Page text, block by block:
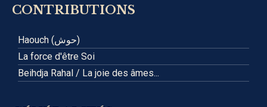
CONTRIBUTIONS
Haouch (حوش)
La force d'être Soi
Beihdja Rahal / La joie des âmes...